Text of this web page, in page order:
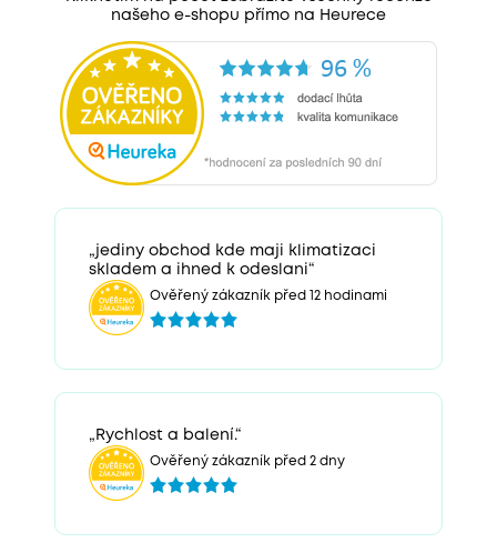
našeho e-shopu přímo na Heurece
„jediny obchod kde maji klimatizaci
skladem a ihned k odeslani“
Ověřený zákazník před 12 hodinami
„Rychlost a balení.“
Ověřený zákazník před 2 dny